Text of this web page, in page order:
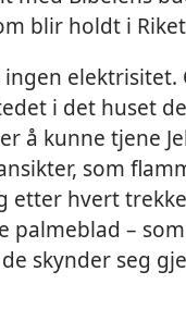
blir holdt i
ingen
i det huset
å kunne tjene
som
etter hvert
palmeblad –
skynder seg